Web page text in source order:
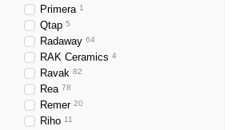
Primera 1
Qtap 5
Radaway 64
RAK Ceramics 4
Ravak 82
Rea 78
Remer 20
Riho 11